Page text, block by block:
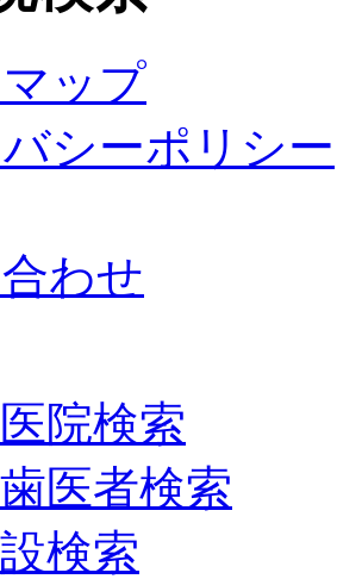
ップ
シーポリシー
わせ
院検索
医者検索
検索